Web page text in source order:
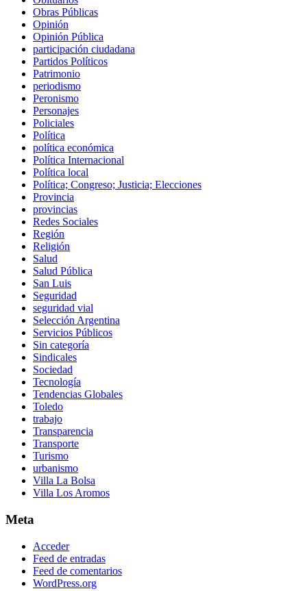
Obras Públicas
Opinión
Opinión Pública
participación ciudadana
Partidos Políticos
Patrimonio
periodismo
Peronismo
Personajes
Policiales
Política
política económica
Política Internacional
Política local
Política; Congreso; Justicia; Elecciones
Provincia
provincias
Redes Sociales
Región
Religión
Salud
Salud Pública
San Luis
Seguridad
seguridad vial
Selección Argentina
Servicios Públicos
Sin categoría
Sindicales
Sociedad
Tecnología
Tendencias Globales
Toledo
trabajo
Transparencia
Transporte
Turismo
urbanismo
Villa La Bolsa
Villa Los Aromos
Meta
Acceder
Feed de entradas
Feed de comentarios
WordPress.org